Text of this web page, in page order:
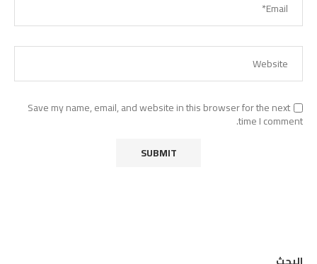
Save my name, email, and website in this browser for the next
time I comment.